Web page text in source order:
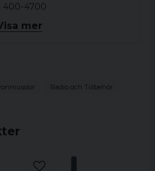
4700
mer
Radio och Tillbehör